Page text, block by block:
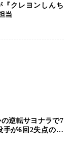
『クレヨンしんち
当
の逆転サヨナラで7
手が6回2失点の力
谷翔平は好機で悔